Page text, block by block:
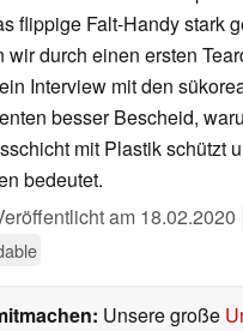
flippige Falt-Handy stark
wir durch einen ersten
Interview mit den
besser Bescheid,
mit Plastik schützt
bedeutet.
am 18.02.2020
Unsere große